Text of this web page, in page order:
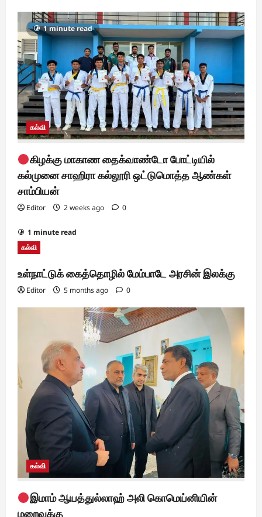
1 minute read
கல்வி
கிழக்கு மாகாண தைக்வாண்டோ போட்டியில்
கல்முனை சாஹிரா கல்லூரி ஒட்டுமொத்த ஆண்கள்
சாம்பியன்
Editor 2 weeks ago 0
1 minute read
கல்வி
உள்நாட்டுக் கைத்தொழில் மேம்பாடே அரசின் இலக்கு
Editor 5 months ago 0
கல்வி
இமாம் ஆயத்துல்லாஹ் அலி கொமெய்னியின்
மறைவுக்கு